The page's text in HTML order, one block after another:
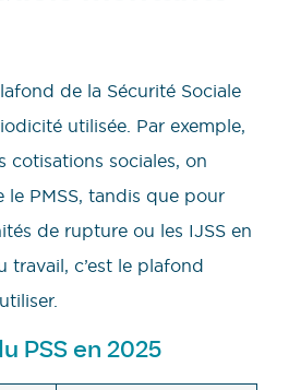
de la Sécurité Sociale
utilisée. Par exemple,
cotisations sociales, on
PMSS, tandis que pour
de rupture ou les IJSS en
travail, c’est le plafond
PSS en 2025